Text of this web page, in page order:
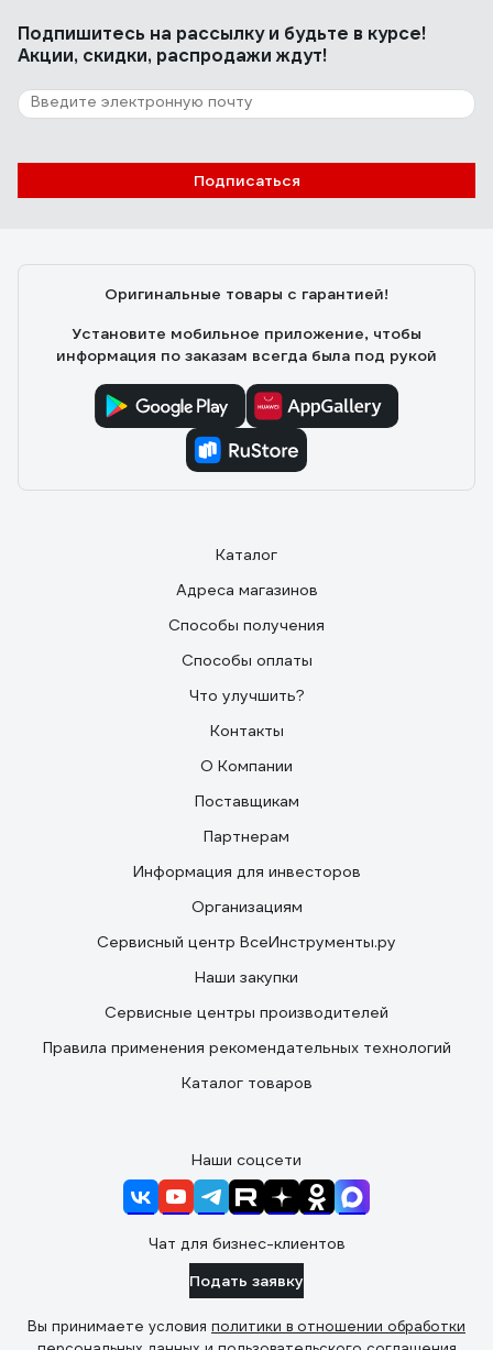
За 14 лет мало что изменилось. Работает (тьфу-тьфу).
113 отзывов
воду смотрит к стенке, из-за этого не прикрутить
колонкой напор появился очень сильный, почти такой
же как и холодной воды, до этого была Электролюкс
275, так с ней напор изначально был очень маленький.
Bosh греет очень хорошо,температура регулируется,
пьезорозжиг без батареек.
Подпишитесь на рассылкуи будьте в курсе!
Акции, скидки, распродажи ждут!
Подписаться
Оригинальные товары с гарантией!
Установите мобильное приложение, чтобы
информация по заказам всегда была под рукой
Каталог
Адреса магазинов
Способы получения
Способы оплаты
Что улучшить?
Контакты
О Компании
Поставщикам
Партнерам
Информация для инвесторов
Организациям
Сервисный центр ВсеИнструменты.ру
Наши закупки
Сервисные центры производителей
Правила применения рекомендательных технологий
Каталог товаров
Наши соцсети
Чат для бизнес-клиентов
Подать заявку
Вы принимаете условия политики в отношении обработки